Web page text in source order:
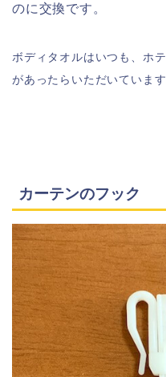
のに交換です。
ボディタオルはいつも、ホ
があったらいただいています
カーテンのフック